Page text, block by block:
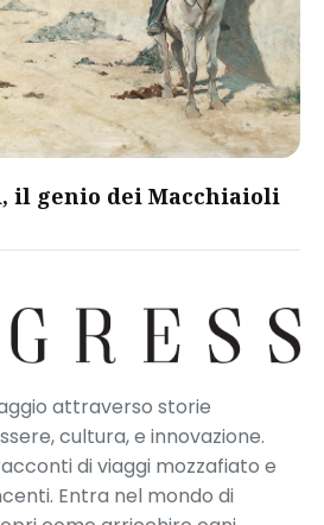
il genio dei Macchiaioli
attraverso storie
cultura, e innovazione.
di viaggi mozzafiato e
Entra nel mondo di